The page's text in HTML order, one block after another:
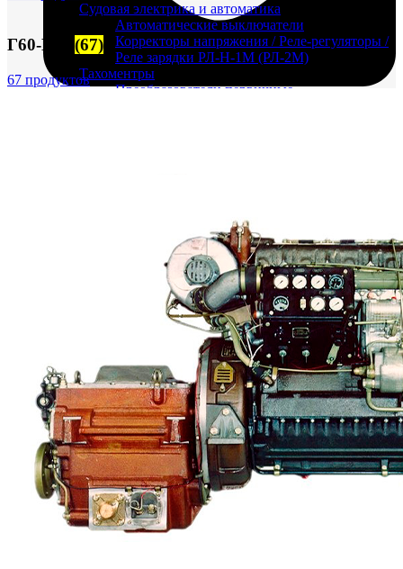
Судовая электрика и автоматика
Автоматические выключатели
Корректоры напряжения / Реле-регуляторы /
Реле зарядки РЛ-Н-1М (РЛ-2М)
Тахоментры
Преобразователи первичные
Другие измерительные приборы
Мегаомметры
Омметры
Фазометры
Частотомеры
Щитовые реле
Электродвигатели
М400 (401), М500, М756 ("Звезда")
Пускатели
Разное
Светильники судовые
Сигнализация и автоматика
Судовая запорная арматура
Фильтры и фильтроэлементы
Корпусы гидравлических фильтров ФГС
Фильтрующие элементы гидравлических фильтров
ФГС
Фильтры гидравлические ФГС в сборе
Фонари
Г60-Г72 (67)
67 продуктов